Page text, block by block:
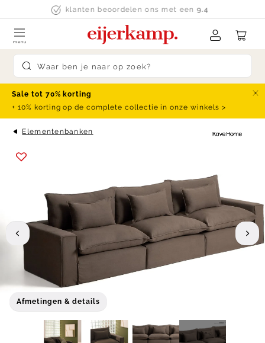
Skip to contentklanten beoordelen ons met een 9.4
Submit search
menu
Sale tot 70% korting
+ 10% korting op de complete collectie in onze winkels >
Elementenbanken
Afmetingen & details